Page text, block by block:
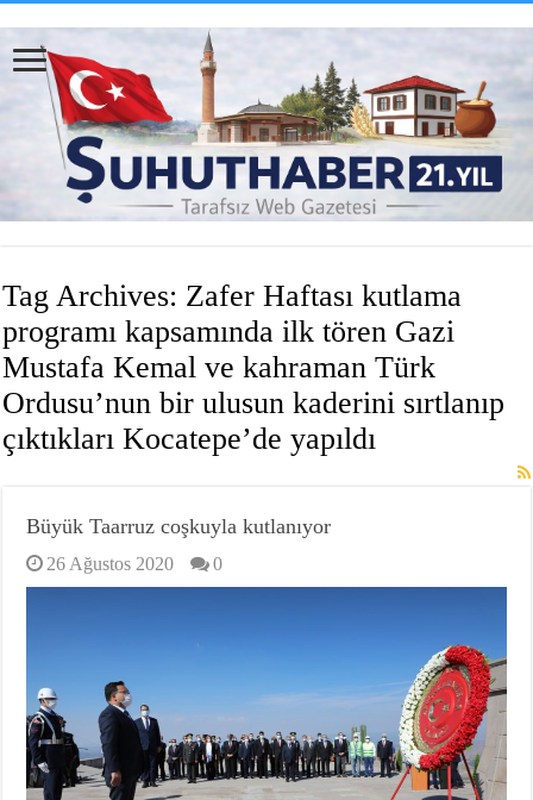
Tag Archives: Zafer Haftası kutlama
programı kapsamında ilk tören Gazi
Mustafa Kemal ve kahraman Türk
Ordusu’nun bir ulusun kaderini sırtlanıp
çıktıkları Kocatepe’de yapıldı
Büyük Taarruz coşkuyla kutlanıyor
26 Ağustos 2020 0